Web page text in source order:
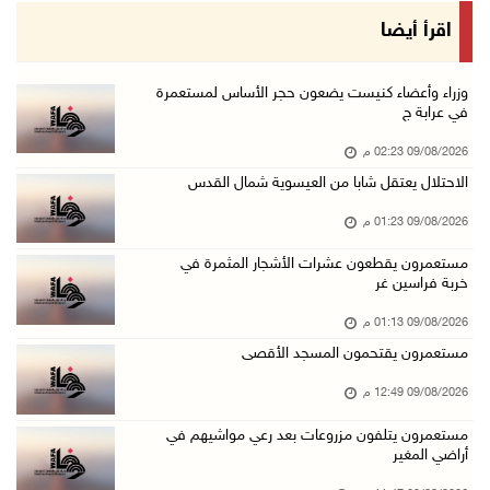
إجلاء طبي عبر معبر رفح شمل 78 شخصا
مستعمرون يقتحمون المسجد الأقصى
09/آب/2026 12:49 م
مصر تنعى القائد الوطني دياب اللوح
جهاد يرسم على الخيمة مشاهد الحرب في غزة
09/آب/2026 12:17 م
مركز الاتصال الحكومي يرصد أهم التدخلات التي ن ...
09/آب/2026 12:10 م
سلطة النقد و"اوريدو" توقعان مذكرة تفاهم للاست ...
اقرأ أيضا
وزراء وأعضاء كنيست يضعون حجر الأساس لمستعمرة
في عرابة ج
09/08/2026 02:23 م
الاحتلال يعتقل شابا من العيسوية شمال القدس
09/08/2026 01:23 م
مستعمرون يقطعون عشرات الأشجار المثمرة في
خربة فراسين غر
09/08/2026 01:13 م
مستعمرون يقتحمون المسجد الأقصى
09/08/2026 12:49 م
مستعمرون يتلفون مزروعات بعد رعي مواشيهم في
أراضي المغير